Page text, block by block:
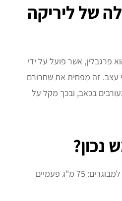
של ליריקה
אשר פועל על ידי
זה מפחית את שחרורם
בכאב, ובכך מקל על
מינון התחלתי למבוגרים: 75 מ"ג פעמיים